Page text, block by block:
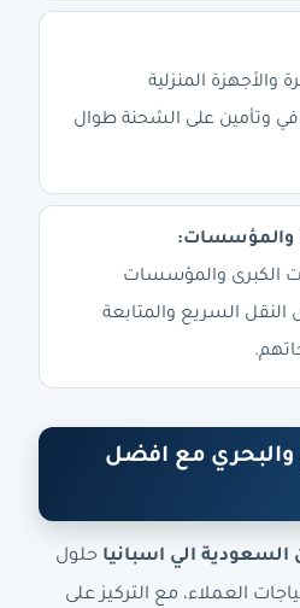
المنزلية
وتأمين على الشحنة طوال
والمؤسسات:
الكبرى والمؤسسات
السريع والمتابعة
والبحري مع افضل
الي اسبانيا حلول
العملاء، مع التركيز على